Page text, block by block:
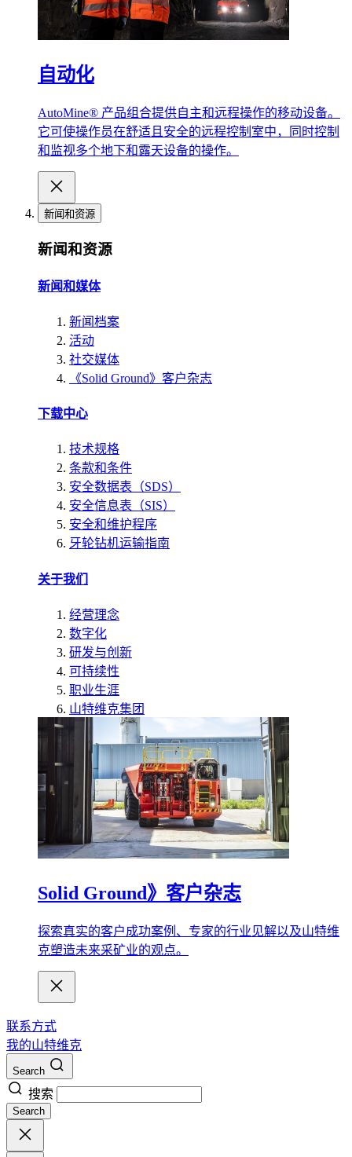
自动化
AutoMine® 产品组合提供自主和远程操作的移动设备。
它可使操作员在舒适且安全的远程控制室中，同时控制
和监视多个地下和露天设备的操作。
新闻和资源
新闻和资源
新闻和媒体
新闻档案
活动
社交媒体
《Solid Ground》客户杂志
下载中心
技术规格
条款和条件
安全数据表（SDS）
安全信息表（SIS）
安全和维护程序
牙轮钻机运输指南
关于我们
经营理念
数字化
研发与创新
可持续性
职业生涯
山特维克集团
Solid Ground》客户杂志
探索真实的客户成功案例、专家的行业见解以及山特维
克塑造未来采矿业的观点。
联系方式
我的山特维克
Search
搜索
Search